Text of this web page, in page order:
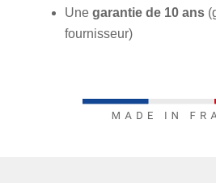
Une garantie de 10 ans
fournisseur)